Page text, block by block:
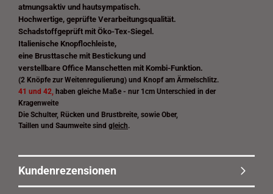
atmungsaktiv und hautsympatisch.
Hochwertige, geprüfte Verarbeitungsqualität.
Schadstoffgeprüft mit Öko-Tex-Siegel.
Italienische Knopflochleiste,
eine Brusttasche mit Bestickung und
verstellbare Office Manschetten mit Kombi-Funktion.
(2 Knöpfe zur Weitenregulierung) und Knopf am Ärmelschlitz.
41 und 42, haben gleiche Maße - nur 1cm Unterschied in der
Kragenweite
Die Schulter, Rücken und Brustbreite, sowie Ober,
Taillen und Saumweite sind gleich.
Kundenrezensionen